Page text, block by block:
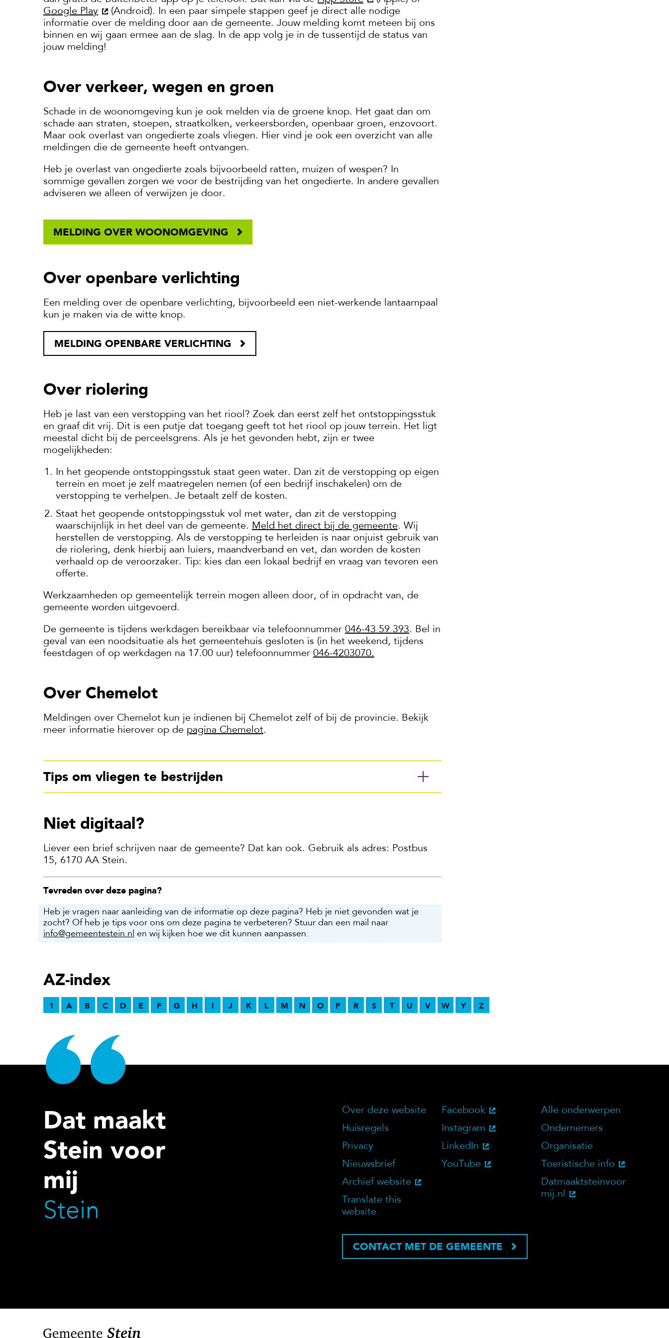
Google Play
(Android). In een paar simpele stappen geef je direct alle nodige
informatie over de melding door aan de gemeente. Jouw melding komt meteen bij ons
binnen en wij gaan ermee aan de slag. In de app volg je in de tussentijd de status van
jouw melding!
Over verkeer, wegen en groen
Schade in de woonomgeving kun je ook melden via de groene knop. Het gaat dan om
schade aan straten, stoepen, straatkolken, verkeersborden, openbaar groen, enzovoort.
Maar ook overlast van ongedierte zoals vliegen. Hier vind je ook een overzicht van alle
meldingen die de gemeente heeft ontvangen.
Heb je overlast van ongedierte zoals bijvoorbeeld ratten, muizen of wespen? In
sommige gevallen zorgen we voor de bestrijding van het ongedierte. In andere gevallen
adviseren we alleen of verwijzen je door.
MELDING OVER WOONOMGEVING
Over openbare verlichting
Een melding over de openbare verlichting, bijvoorbeeld een niet-werkende lantaarnpaal
kun je maken via de witte knop.
MELDING OPENBARE VERLICHTING
Over riolering
Heb je last van een verstopping van het riool? Zoek dan eerst zelf het ontstoppingsstuk
en graaf dit vrij. Dit is een putje dat toegang geeft tot het riool op jouw terrein. Het ligt
meestal dicht bij de perceelsgrens. Als je het gevonden hebt, zijn er twee
mogelijkheden:
In het geopende ontstoppingsstuk staat geen water. Dan zit de verstopping op eigen
terrein en moet je zelf maatregelen nemen (of een bedrijf inschakelen) om de
verstopping te verhelpen. Je betaalt zelf de kosten.
Staat het geopende ontstoppingsstuk vol met water, dan zit de verstopping
waarschijnlijk in het deel van de gemeente. Meld het direct bij de gemeente. Wij
herstellen de verstopping. Als de verstopping te herleiden is naar onjuist gebruik van
de riolering, denk hierbij aan luiers, maandverband en vet, dan worden de kosten
verhaald op de veroorzaker. Tip: kies dan een lokaal bedrijf en vraag van tevoren een
offerte.
Werkzaamheden op gemeentelijk terrein mogen alleen door, of in opdracht van, de
gemeente worden uitgevoerd.
De gemeente is tijdens werkdagen bereikbaar via telefoonnummer 046-43 59 393. Bel in
geval van een noodsituatie als het gemeentehuis gesloten is (in het weekend, tijdens
feestdagen of op werkdagen na 17.00 uur) telefoonnummer 046-4203070.
Over Chemelot
Meldingen over Chemelot kun je indienen bij Chemelot zelf of bij de provincie. Bekijk
meer informatie hierover op de pagina Chemelot.
Tips om vliegen te bestrijden
Niet digitaal?
Liever een brief schrijven naar de gemeente? Dat kan ook. Gebruik als adres: Postbus
15, 6170 AA Stein.
Tevreden over deze pagina?
Heb je vragen naar aanleiding van de informatie op deze pagina? Heb je niet gevonden wat je
zocht? Of heb je tips voor ons om deze pagina te verbeteren? Stuur dan een mail naar
info@gemeentestein.nl en wij kijken hoe we dit kunnen aanpassen.
AZ-index
1 A B C D E F G H I J K L M N O P R S T U V W Y Z
Dat maakt
Stein voor
mij
Stein
Over deze website
Over deze website
Huisregels
Privacy
Nieuwsbrief
Archief website
Translate this
website
Social Media
Facebook
Instagram
LinkedIn
YouTube
Doelgroepen
Alle onderwerpen
Ondernemers
Organisatie
Toeristische info
Datmaaktsteinvoor
mij.nl
CONTACT MET DE GEMEENTE